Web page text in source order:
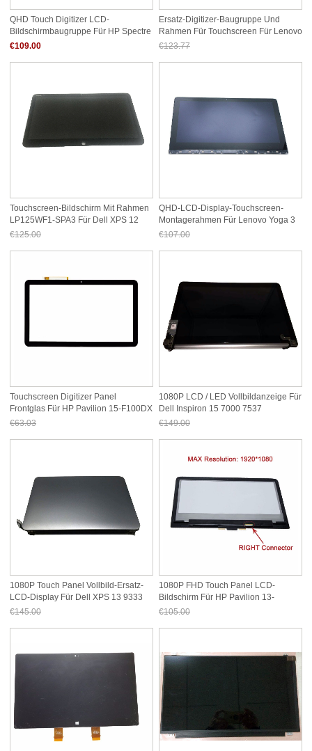
QHD Touch Digitizer LCD-
Bildschirmbaugruppe Für HP Spectre
13-4003DX 13-4103DX X360 ​
€109.00
Ersatz-Digitizer-Baugruppe Und
Rahmen Für Touchscreen Für Lenovo
Flex 2-15 20405
€123.77
Touchscreen-Bildschirm Mit Rahmen
LP125WF1-SPA3 Für Dell XPS 12
9Q33
€125.00
QHD-LCD-Display-Touchscreen-
Montagerahmen Für Lenovo Yoga 3
Pro 1370 5D10K81630
€107.00
Touchscreen Digitizer Panel
Frontglas Für HP Pavilion 15-F100DX
15-F111DX
€63.03
1080P LCD / LED Vollbildanzeige Für
Dell Inspiron 15 7000 7537
€149.00
1080P Touch Panel Vollbild-Ersatz-
LCD-Display Für Dell XPS 13 9333
€145.00
1080P FHD Touch Panel LCD-
Bildschirm Für HP Pavilion 13-
S199NR X360
€105.00